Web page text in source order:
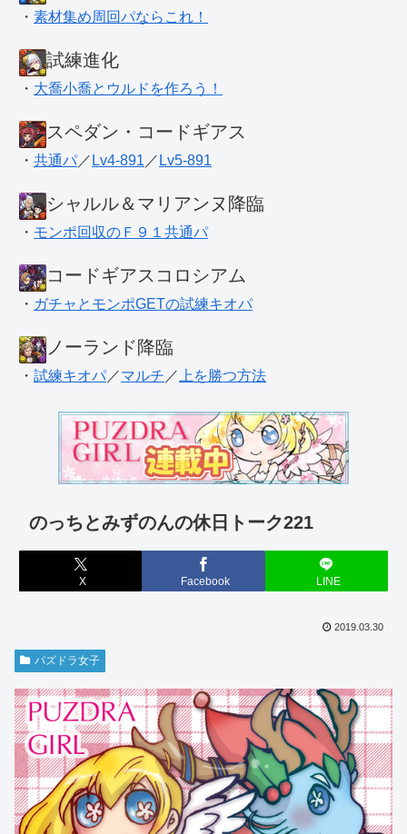
・ 素材集め周回パならこれ！
試練進化
・ 大喬小喬とウルドを作ろう！
スペダン・コードギアス
・ 共通パ ／ Lv4-891 ／ Lv5-891
シャルル＆マリアンヌ降臨
・ モンポ回収のＦ９１共通パ
コードギアスコロシアム
・ ガチャとモンポGETの試練キオパ
ノーランド降臨
・ 試練キオパ ／マルチ ／ 上を勝つ方法
のっちとみずのんの休日トーク221
X Facebook LINE
2019.03.30
パズドラ女子